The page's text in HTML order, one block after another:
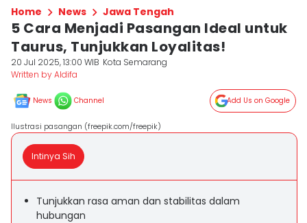
Home News Jawa Tengah
5 Cara Menjadi Pasangan Ideal untuk
Taurus, Tunjukkan Loyalitas!
20 Jul 2025, 13:00 WIB Kota Semarang
Written by Aldifa
News Channel Add Us on Google
Ilustrasi pasangan (freepik.com/freepik)
Intinya Sih
Tunjukkan rasa aman dan stabilitas dalam
hubungan